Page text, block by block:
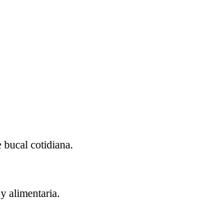
bucal cotidiana.
alimentaria.